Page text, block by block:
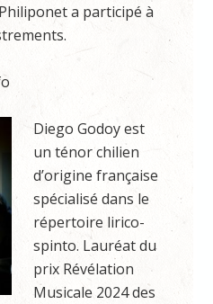
a participé à
Diego Godoy est
un ténor chilien
d’origine française
spécialisé dans le
répertoire lirico-
spinto. Lauréat du
prix Révélation
Musicale 2024 des